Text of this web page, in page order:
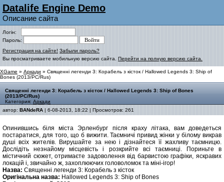
Datalife Engine Demo
Описание сайта
Логін:
Пароль:
Регистрация на сайте! Забыли пароль?
Вы просматриваете мобильную версию сайта. Перейти на полную версию сайта.
XGame » Аркади » Священні легенди 3: Корабель з кісток / Hallowed Legends 3: Ship of
Bones (2013/PC/Rus)
Священні легенди 3: Корабель з кісток / Hallowed Legends 3: Ship of Bones
(2013/PC/Rus)
Категория: Аркади
автор: BANdeRA | 6-08-2013, 18:22 | Просмотров: 261
Опинившись біля міста Эрленбург після краху літака, вам доведеться
постаратися, для того, що б вижити. Таємничі привид жінки у білому викрав
душі всіх жителів. Вирушайте за нею і дізнайтеся її жахливу таємницю.
Дослідіть незнайому місцевість і розкрийте всі таємниці. Пориньте в
містичний сюжет, отримаєте задоволення від барвистою графіки, яскравих
локацій і, звичайно ж, захоплюючих головоломок та міні-ігор!
Назва: Священні легенди 3: Корабель з кісток
Оригінальна назва: Hallowed Legends 3: Ship of Bones